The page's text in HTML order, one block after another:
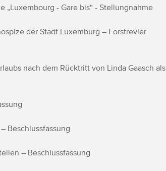
- Gare bis“ - Stellungnahme
der Stadt Luxemburg – Forstrevier
nach dem Rücktritt von Linda Gaasch als
Beschlussfassung
– Beschlussfassung